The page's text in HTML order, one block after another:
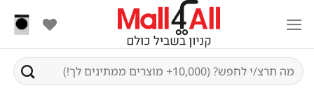
content
חיפוש
עבור: